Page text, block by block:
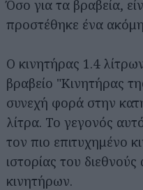
Όσο για τα βραβεία,
προστέθηκε ένα
Ο κινητήρας 1.4
βραβείο "Κινητήρας
συνεχή φορά στην
λίτρα. Το γεγονός
τον πιο επιτυχημένο
ιστορίας του
κινητήρων.